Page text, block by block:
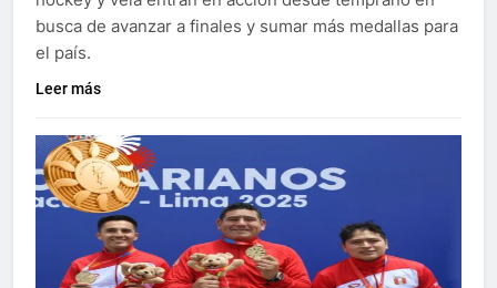
busca de avanzar a finales y sumar más medallas para
el país.
Leer más